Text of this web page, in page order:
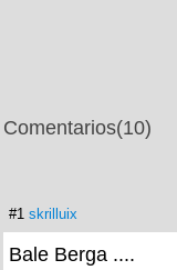
Comentarios(10)
#1 skrilluix
Bale Berga ....